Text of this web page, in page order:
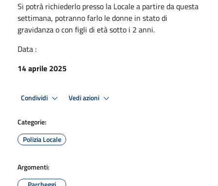
Si potrà richiederlo presso la Locale a partire da questa
settimana, potranno farlo le donne in stato di
gravidanza o con figli di età sotto i 2 anni.
Data :
14 aprile 2025
Condividi Vedi azioni
Categorie:
Polizia Locale
Argomenti: